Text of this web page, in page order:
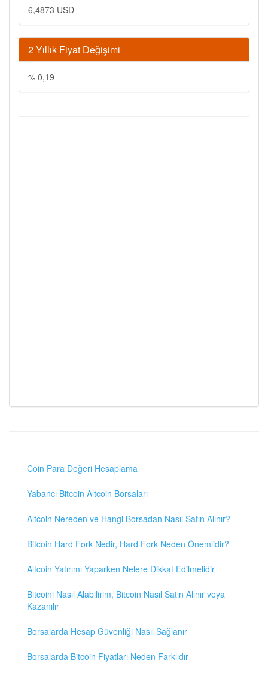
6,4873 USD
2 Yıllık Fiyat Değişimi
% 0,19
Coin Para Değeri Hesaplama
Yabancı Bitcoin Altcoin Borsaları
Altcoin Nereden ve Hangi Borsadan Nasıl Satın Alınır?
Bitcoin Hard Fork Nedir, Hard Fork Neden Önemlidir?
Altcoin Yatırımı Yaparken Nelere Dikkat Edilmelidir
Bitcoini Nasıl Alabilirim, Bitcoin Nasıl Satın Alınır veya
Kazanılır
Borsalarda Hesap Güvenliği Nasıl Sağlanır
Borsalarda Bitcoin Fiyatları Neden Farklıdır